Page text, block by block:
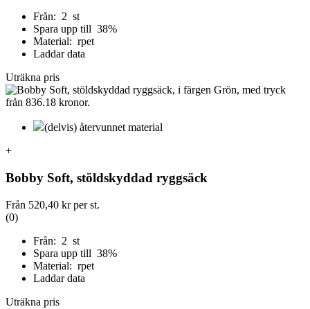
Från: 2 st
Spara upp till 38%
Material: rpet
Laddar data
Uträkna pris
(delvis) återvunnet material
+
Bobby Soft, stöldskyddad ryggsäck
Från 520,40 krper st.
(0)
Från: 2 st
Spara upp till 38%
Material: rpet
Laddar data
Uträkna pris